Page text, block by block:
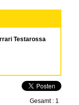
Testarossa
Gesamt : 1